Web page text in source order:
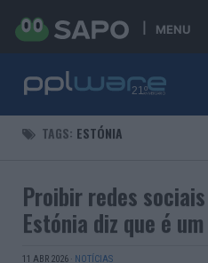
MENU
TAGS: ESTÓNIA
Proibir redes
Estónia diz que é
11 ABR 2026 · NOTÍCIAS